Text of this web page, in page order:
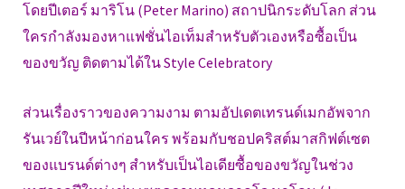
โดยปีเตอร์ มาริโน (Peter Marino) สถาปนิกระดับโลก ส่วน
ใครกำลังมองหาแฟชั่นไอเท็มสำหรับตัวเองหรือซื้อเป็น
ของขวัญ ติดตามได้ใน Style Celebratory
ส่วนเรื่องราวของความงาม ตามอัปเดตเทรนด์เมกอัพจาก
รันเวย์ในปีหน้าก่อนใคร พร้อมกับชอปคริสต์มาสกิฟต์เซต
ของแบรนด์ต่างๆ สำหรับเป็นไอเดียซื้อของขวัญในช่วง